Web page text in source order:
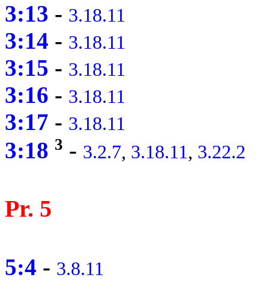
3:13 - 3.18.11
3:14 - 3.18.11
3:15 - 3.18.11
3:16 - 3.18.11
3:17 - 3.18.11
3:18 3 - 3.2.7, 3.18.11, 3.22.2
Pr. 5
5:4 - 3.8.11